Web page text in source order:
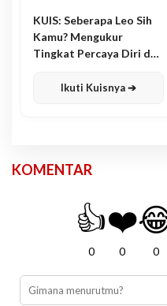
KUIS: Seberapa Leo Sih
Kamu? Mengukur
Tingkat Percaya Diri dan
Ikuti Kuisnya ➔
KOMENTAR
👍
0
❤️
0 0